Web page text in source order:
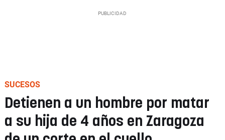
SUCESOS
Detienen a un hombre por matar
a su hija de 4 años en Zaragoza